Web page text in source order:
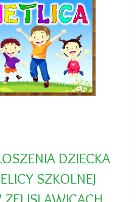
DZIECKA
SZKOLNEJ